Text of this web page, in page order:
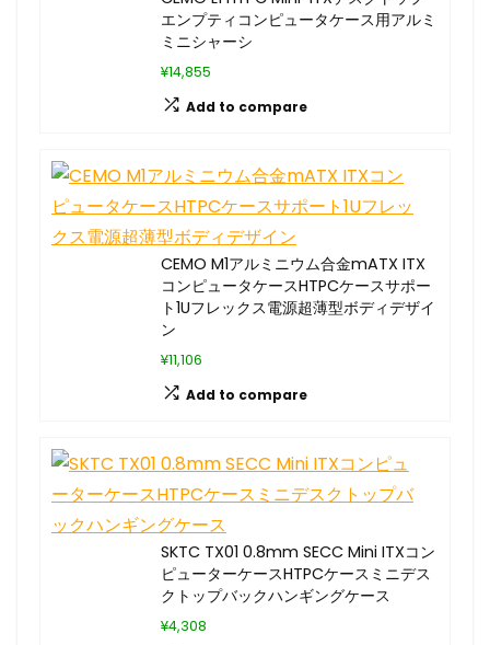
エンプティコンピュータケース用アルミ
ミニシャーシ
¥14,855
Add to compare
CEMO M1アルミニウム合金mATX ITX
コンピュータケースHTPCケースサポー
ト1Uフレックス電源超薄型ボディデザイ
ン
¥11,106
Add to compare
SKTC TX01 0.8mm SECC Mini ITXコン
ピューターケースHTPCケースミニデス
クトップバックハンギングケース
¥4,308